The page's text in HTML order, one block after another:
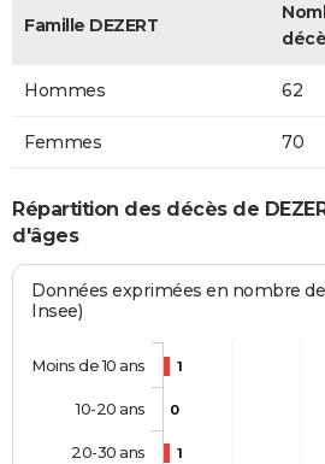
Famille DEZERT
Hommes 62
Femmes 70
Répartition des décès de
d'âges
Données exprimées en nombre de
Insee)
1
0
1
Moins de 10 ans
10-20 ans
20-30 ans